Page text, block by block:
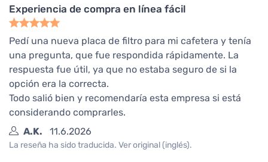
Experiencia de compra en línea fácil
Pedí una nueva placa de filtro para mi cafetera y tenía
una pregunta, que fue respondida rápidamente. La
respuesta fue útil, ya que no estaba seguro de si la
opción era la correcta.
Todo salió bien y recomendaría esta empresa si está
considerando comprarles.
A.K.
11.6.2026
La reseña ha sido traducida. Ver original (inglés).